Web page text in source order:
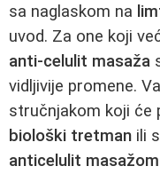
sa naglaskom na
uvod. Za one koji
anti-celulit masaža
vidljivije promene.
stručnjakom koji će
biološki tretman ili
anticelulit masažom